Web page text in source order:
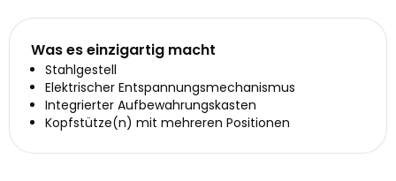
Was es einzigartig macht
Stahlgestell
Elektrischer Entspannungsmechanismus
Integrierter Aufbewahrungskasten
Kopfstütze(n) mit mehreren Positionen